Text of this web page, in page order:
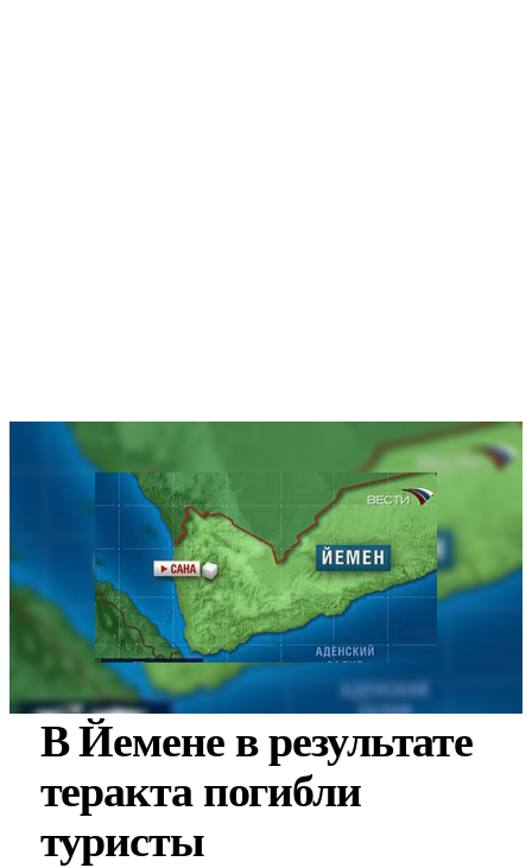
В Йемене в результате
теракта погибли
туристы